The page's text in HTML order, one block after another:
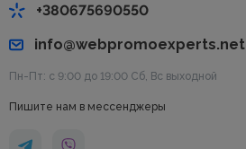
+380675690550
info@webpromoexperts.net
Пн-Пт: с 9:00 до 19:00 Cб, Вс выходной
Пишите нам в мессенджеры